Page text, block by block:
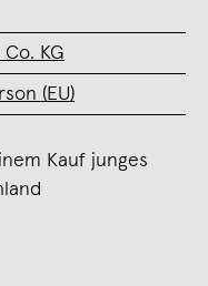
KG
(EU)
Kauf junges